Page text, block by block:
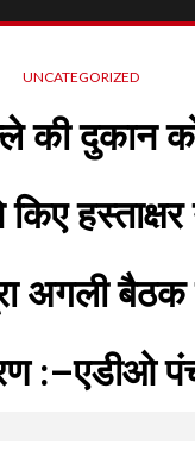
UNCATEGORIZED
की दुकान
किए
अगली बैठक
:–एडीओ